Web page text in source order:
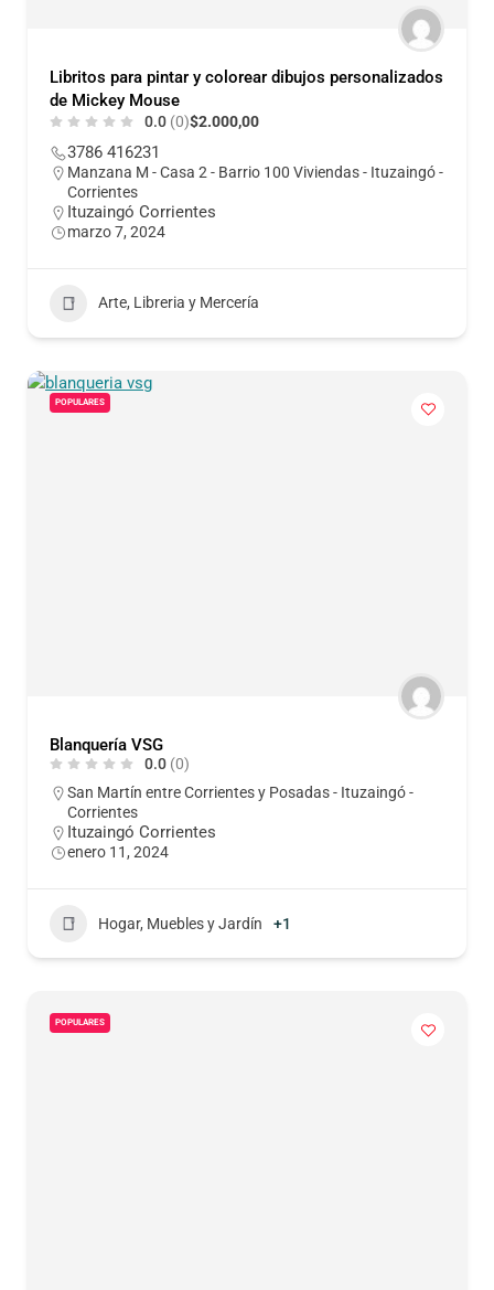
Libritos para pintar y colorear dibujos personalizados
de Mickey Mouse
0.0 (0)$2.000,00
3786 416231
Manzana M - Casa 2 - Barrio 100 Viviendas - Ituzaingó -
Corrientes
Ituzaingó Corrientes
marzo 7, 2024
Arte, Libreria y Mercería
POPULARES
Blanquería VSG
0.0 (0)
San Martín entre Corrientes y Posadas - Ituzaingó -
Corrientes
Ituzaingó Corrientes
enero 11, 2024
Hogar, Muebles y Jardín +1
POPULARES